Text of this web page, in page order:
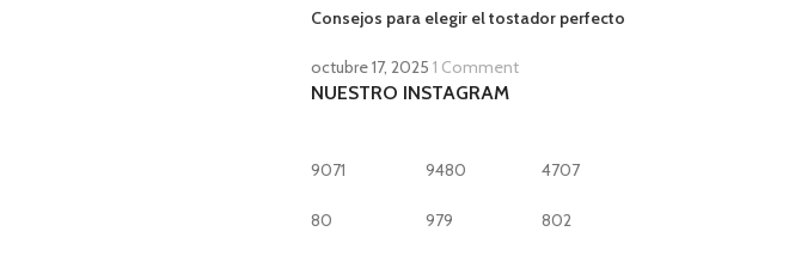
Consejos para elegir el tostador perfecto
octubre 17, 2025 1 Comment
NUESTRO INSTAGRAM
9071
80
9480
979
4707
802